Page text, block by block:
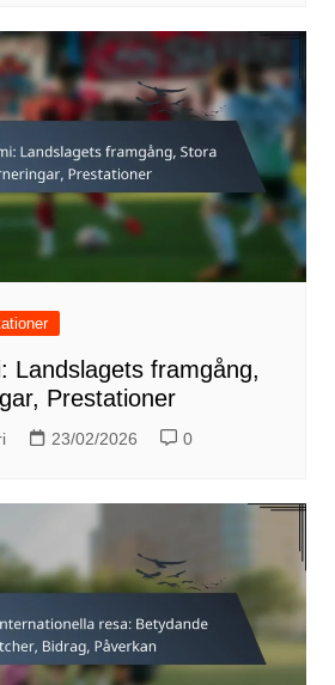
Landslagets framgång,
Prestationer
23/02/2026 0